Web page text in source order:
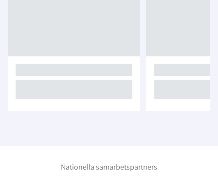
Nationella samarbetspartners